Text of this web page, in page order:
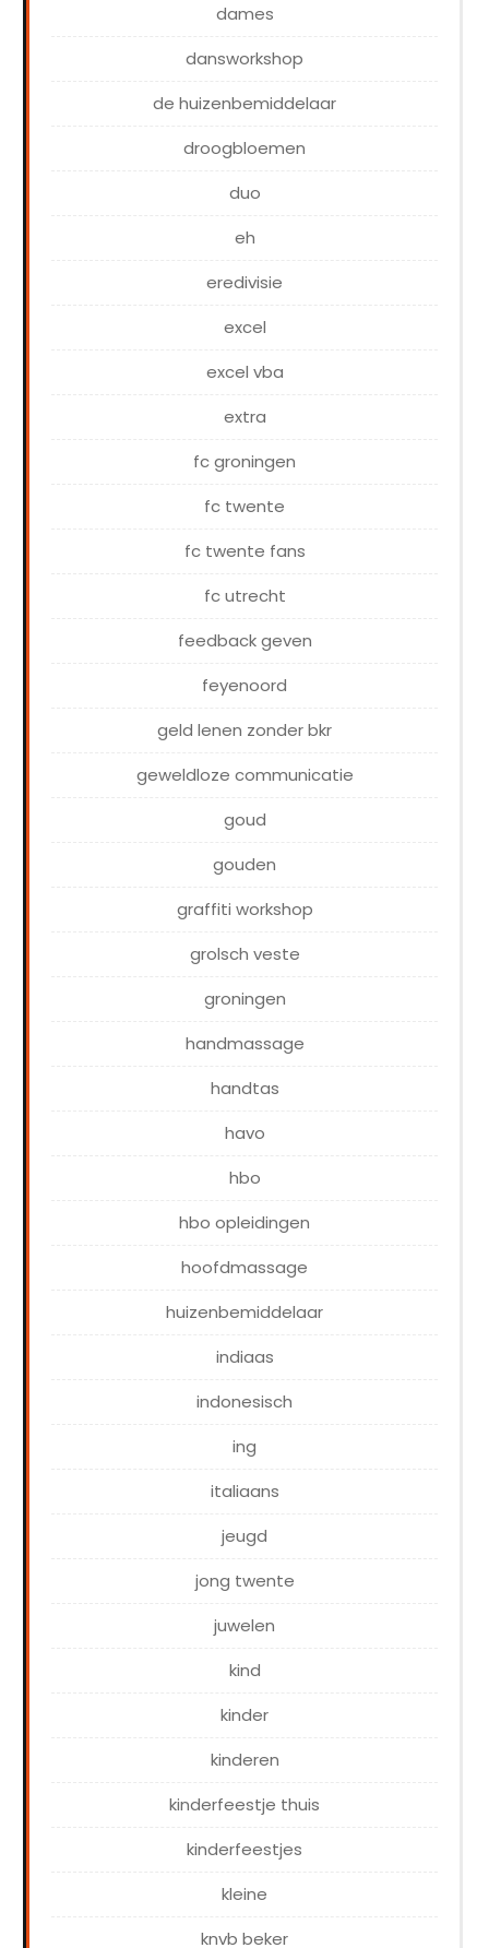
dames
dansworkshop
de huizenbemiddelaar
droogbloemen
duo
eh
eredivisie
excel
excel vba
extra
fc groningen
fc twente
fc twente fans
fc utrecht
feedback geven
feyenoord
geld lenen zonder bkr
geweldloze communicatie
goud
gouden
graffiti workshop
grolsch veste
groningen
handmassage
handtas
havo
hbo
hbo opleidingen
hoofdmassage
huizenbemiddelaar
indiaas
indonesisch
ing
italiaans
jeugd
jong twente
juwelen
kind
kinder
kinderen
kinderfeestje thuis
kinderfeestjes
kleine
knvb beker